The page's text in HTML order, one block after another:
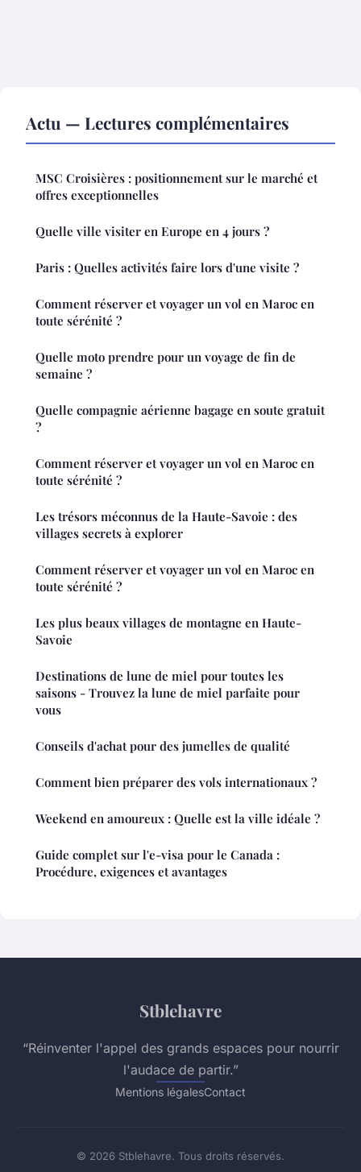
Actu — Lectures complémentaires
MSC Croisières : positionnement sur le marché et
offres exceptionnelles
Quelle ville visiter en Europe en 4 jours ?
Paris : Quelles activités faire lors d'une visite ?
Comment réserver et voyager un vol en Maroc en
toute sérénité ?
Quelle moto prendre pour un voyage de fin de
semaine ?
Quelle compagnie aérienne bagage en soute gratuit
?
Comment réserver et voyager un vol en Maroc en
toute sérénité ?
Les trésors méconnus de la Haute-Savoie : des
villages secrets à explorer
Comment réserver et voyager un vol en Maroc en
toute sérénité ?
Les plus beaux villages de montagne en Haute-
Savoie
Destinations de lune de miel pour toutes les
saisons - Trouvez la lune de miel parfaite pour
vous
Conseils d'achat pour des jumelles de qualité
Comment bien préparer des vols internationaux ?
Weekend en amoureux : Quelle est la ville idéale ?
Guide complet sur l'e-visa pour le Canada :
Procédure, exigences et avantages
Stblehavre
“Réinventer l'appel des grands espaces pour nourrir
l'audace de partir.”
Mentions légalesContact
© 2026 Stblehavre. Tous droits réservés.